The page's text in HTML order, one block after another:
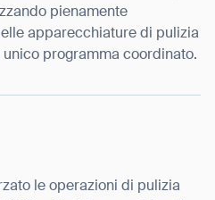
pienamente
apparecchiature di pulizia
unico programma coordinato.
le operazioni di pulizia